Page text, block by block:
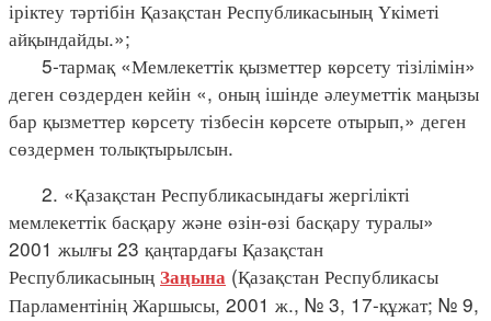
іріктеу тәртібін Қазақстан Республикасының Үкіметі
айқындайды.»;
5-тармақ «Мемлекеттік қызметтер көрсету тізілімін»
деген сөздерден кейін «, оның ішінде әлеуметтік маңызы
бар қызметтер көрсету тізбесін көрсете отырып,» деген
сөздермен толықтырылсын.
2. «Қазақстан Республикасындағы жергілікті
мемлекеттік басқару және өзін-өзі басқару туралы»
2001 жылғы 23 қаңтардағы Қазақстан
Республикасының Заңына (Қазақстан Республикасы
Парламентінің Жаршысы, 2001 ж., № 3, 17-құжат; № 9,